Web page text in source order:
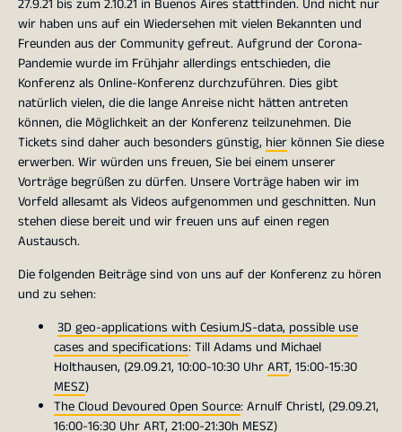
27.9.21 bis zum 2.10.21 in Buenos Aires stattfinden. Und nicht nur
wir haben uns auf ein Wiedersehen mit vielen Bekannten und
Freunden aus der Community gefreut. Aufgrund der Corona-
Pandemie wurde im Frühjahr allerdings entschieden, die
Konferenz als Online-Konferenz durchzuführen. Dies gibt
natürlich vielen, die die lange Anreise nicht hätten antreten
können, die Möglichkeit an der Konferenz teilzunehmen. Die
Tickets sind daher auch besonders günstig, hier können Sie diese
erwerben. Wir würden uns freuen, Sie bei einem unserer
Vorträge begrüßen zu dürfen. Unsere Vorträge haben wir im
Vorfeld allesamt als Videos aufgenommen und geschnitten. Nun
stehen diese bereit und wir freuen uns auf einen regen
Austausch.
Die folgenden Beiträge sind von uns auf der Konferenz zu hören
und zu sehen:
3D geo-applications with CesiumJS-data, possible use
cases and specifications: Till Adams und Michael
Holthausen, (29.09.21, 10:00-10:30 UhrART, 15:00-15:30
MESZ)
The Cloud Devoured Open Source: Arnulf Christl, (29.09.21,
16:00-16:30 Uhr ART, 21:00-21:30h MESZ)